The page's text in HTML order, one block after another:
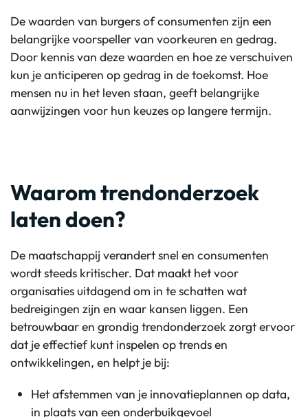
De waarden van burgers of consumenten zijn een
belangrijke voorspeller van voorkeuren en gedrag.
Door kennis van deze waarden en hoe ze verschuiven
kun je anticiperen op gedrag in de toekomst. Hoe
mensen nu in het leven staan, geeft belangrijke
aanwijzingen voor hun keuzes op langere termijn.
Waarom trendonderzoek
laten doen?
De maatschappij verandert snel en consumenten
wordt steeds kritischer. Dat maakt het voor
organisaties uitdagend om in te schatten wat
bedreigingen zijn en waar kansen liggen. Een
betrouwbaar en grondig trendonderzoek zorgt ervoor
dat je effectief kunt inspelen op trends en
ontwikkelingen, en helpt je bij:
Het afstemmen van je innovatieplannen op data,
in plaats van een onderbuikgevoel